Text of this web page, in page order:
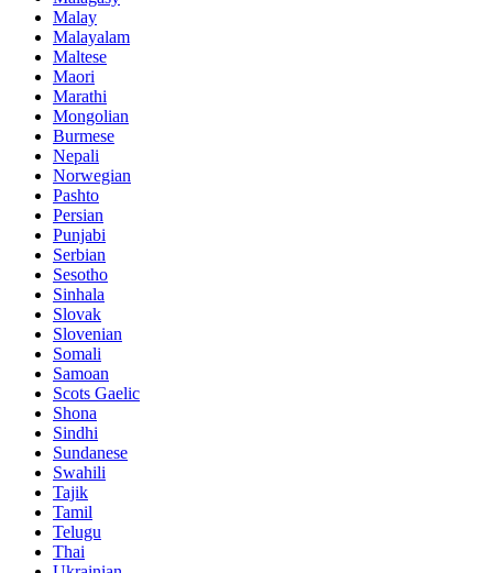
Malay
Malayalam
Maltese
Maori
Marathi
Mongolian
Burmese
Nepali
Norwegian
Pashto
Persian
Punjabi
Serbian
Sesotho
Sinhala
Slovak
Slovenian
Somali
Samoan
Scots Gaelic
Shona
Sindhi
Sundanese
Swahili
Tajik
Tamil
Telugu
Thai